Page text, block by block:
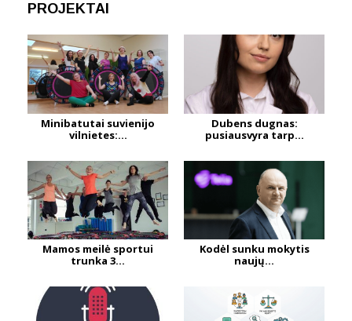
PROJEKTAI
Minibatutai suvienijo
vilnietes:...
Dubens dugnas:
pusiausvyra tarp...
Mamos meilė sportui
trunka 3...
Kodėl sunku mokytis
naujų...